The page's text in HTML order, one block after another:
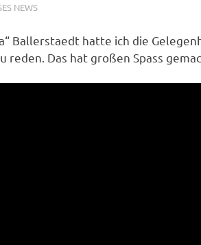
NEWS
Ballerstaedt hatte ich die
reden. Das hat großen Spass